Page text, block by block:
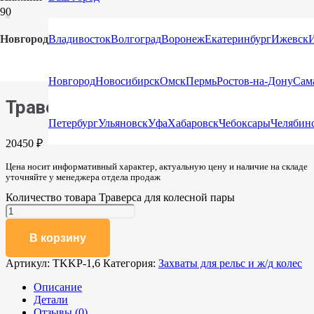
НовгородВладивостокВолгоградВоронежЕкатеринбургИжевск
НовгородНовосибирскОмскПермьРостов-на-Дону
ПетербургУльяновскУфаХабаровскЧебоксары
/ Траверса для колесной пары
Траверса для колесной пары
20450 ₽
Цена носит информативный характер, актуальную цену и наличие на складе
уточняйте у менеджера отдела продаж
Количество товара Траверса для колесной пары
В корзину
Артикул: TKKР-1,6 Категория: Захваты для рельс и ж/д колес
Описание
Детали